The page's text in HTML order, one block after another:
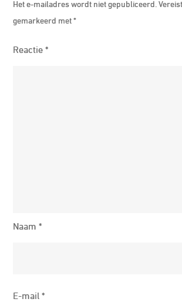
Het e-mailadres wordt niet gepubliceerd.
gemarkeerd met*
Reactie*
Naam*
E-mail*